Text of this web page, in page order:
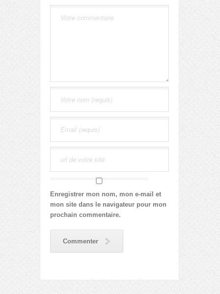
Enregistrer mon nom, mon e-mail et
mon site dans le navigateur pour mon
prochain commentaire.
Commenter